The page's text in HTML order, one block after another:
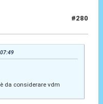
#280
da considerare vdm